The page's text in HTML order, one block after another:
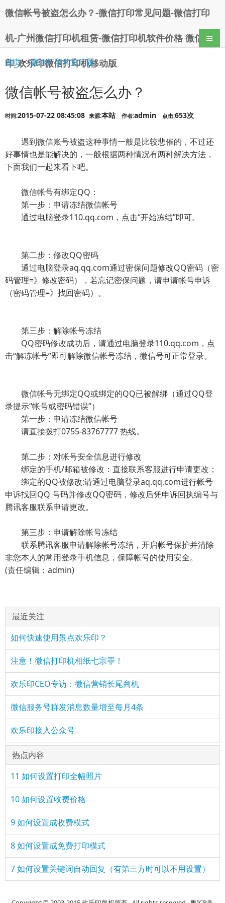
微信帐号被盗怎么办？-微信打印常见问题-微信打印
机-广州微信打印机租赁-微信打印机软件价格 微信打
印_欢乐印微信打印机移动版
导航
首页>>微信打印常见问题
微信帐号被盗怎么办？
时间:2015-07-22 08:45:08 来源:本站 作者:admin 点击:653次
遇到微信账号被盗这种事情一般是比较悲催的，不过还
好事情也是能解决的，一般根据两种情况有两种解决方法，
下面我们一起来看下吧。
微信帐号有绑定QQ：
第一步：申请冻结微信帐号
通过电脑登录110.qq.com，点击“开始冻结”即可。
第二步：修改QQ密码
通过电脑登录aq.qq.com通过密保问题修改QQ密码（密
码管理=》修改密码），若忘记密保问题，请申请帐号申诉
（密码管理=》找回密码）。
第三步：解除帐号冻结
QQ密码修改成功后，请通过电脑登录110.qq.com，点
击“解冻帐号”即可解除微信帐号冻结，微信号可正常登录。
微信帐号无绑定QQ或绑定的QQ已被解绑（通过QQ登
录提示“帐号或密码错误”）
第一步：申请冻结微信帐号
请直接拨打0755-83767777 热线。
第二步：对帐号安全信息进行修改
绑定的手机/邮箱被修改：直接联系客服进行申请更改；
绑定的QQ被修改:请通过电脑登录aq.qq.com进行帐号
申诉找回QQ 号码并修改QQ密码，修改后凭申诉回执编号与
腾讯客服联系申请更改。
第三步：申请解除帐号冻结
联系腾讯客服申请解除帐号冻结，开启帐号保护并清除
非您本人的常用登录手机信息，保障帐号的使用安全。
(责任编辑：admin)
最近关注
如何快速使用景点欢乐印？
注意！微信打印机相纸七宗罪！
欢乐印CEO专访：微信营销长尾商机
微信服务号群发消息数量增至每月4条
欢乐印接入公众号
热点内容
11 如何设置打印全幅照片
10 如何设置收费价格
9 如何设置成收费模式
8 如何设置成免费打印模式
7 如何设置关键词自动回复（有第三方时可以不用设置）